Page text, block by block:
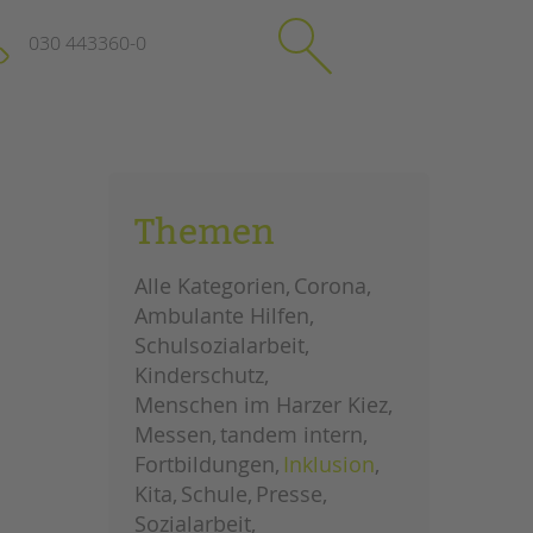
Impressum
Datenschutz
Hinweisgebersystem
Intranet
schließen
030 443360-0
SuchenThemen
Alle Kategorien Corona
Ambulante Hilfen
Schulsozialarbeit
Kinderschutz
Menschen im Harzer Kiez
Messen tandem intern
Fortbildungen Inklusion
Kita Schule Presse
Sozialarbeit